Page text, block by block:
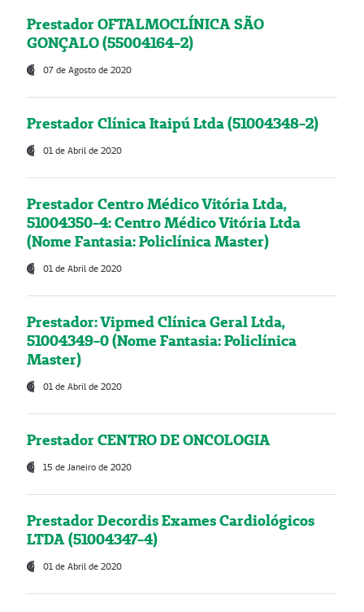
Prestador OFTALMOCLÍNICA SÃO
GONÇALO (55004164-2)
07 de Agosto de 2020
Prestador Clínica Itaipú Ltda (51004348-2)
01 de Abril de 2020
Prestador Centro Médico Vitória Ltda,
51004350-4: Centro Médico Vitória Ltda
(Nome Fantasia: Policlínica Master)
01 de Abril de 2020
Prestador: Vipmed Clínica Geral Ltda,
51004349-0 (Nome Fantasia: Policlínica
Master)
01 de Abril de 2020
Prestador CENTRO DE ONCOLOGIA
15 de Janeiro de 2020
Prestador Decordis Exames Cardiológicos
LTDA (51004347-4)
01 de Abril de 2020